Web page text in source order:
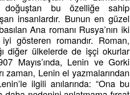
doğuştan bu özelliğe sahip
insanlardır. Bunun en güzel
Ana romanı Rusya’nın iki
gösteren romandır. Roman,
diğer ülkelerde de işçi okurlar
Mayıs’ında, Lenin ve Gorki
zaman, Lenin el yazmalarından
ilgili anılarında: “Ona bu